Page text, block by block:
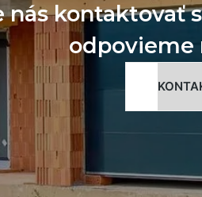
nás kontaktovať
odpovieme